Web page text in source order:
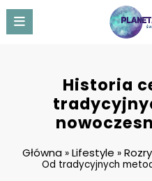
content
Historia
Główna» Lifestyle »
Od tradycyjnych